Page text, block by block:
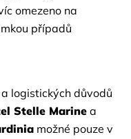
omezeno na
případů
logistických důvodů
Stelle Marine a
možné pouze v